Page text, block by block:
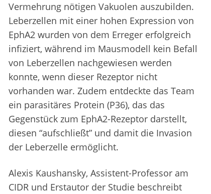
Vermehrung nötigen Vakuolen auszubilden.
Leberzellen mit einer hohen Expression von
EphA2 wurden von dem Erreger erfolgreich
infiziert, während im Mausmodell kein Befall
von Leberzellen nachgewiesen werden
konnte, wenn dieser Rezeptor nicht
vorhanden war. Zudem entdeckte das Team
ein parasitäres Protein (P36), das das
Gegenstück zum EphA2-Rezeptor darstellt,
diesen “aufschließt” und damit die Invasion
der Leberzelle ermöglicht.
Alexis Kaushansky, Assistent-Professor am
CIDR und Erstautor der Studie beschreibt